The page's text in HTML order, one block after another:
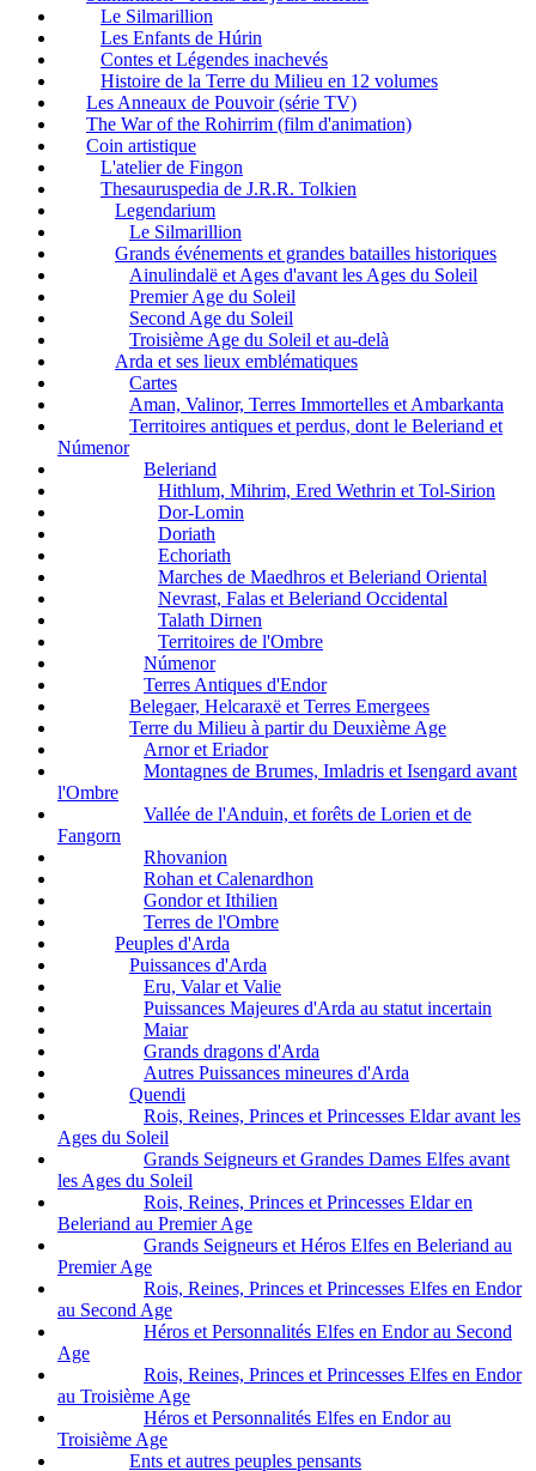
Le Silmarillion
Les Enfants de Húrin
Contes et Légendes inachevés
Histoire de la Terre du Milieu en 12 volumes
Les Anneaux de Pouvoir (série TV)
The War of the Rohirrim (film d'animation)
Coin artistique
L'atelier de Fingon
Thesauruspedia de J.R.R. Tolkien
Legendarium
Le Silmarillion
Grands événements et grandes batailles historiques
Ainulindalë et Ages d'avant les Ages du Soleil
Premier Age du Soleil
Second Age du Soleil
Troisième Age du Soleil et au-delà
Arda et ses lieux emblématiques
Cartes
Aman, Valinor, Terres Immortelles et Ambarkanta
Territoires antiques et perdus, dont le Beleriand et
Númenor
Beleriand
Hithlum, Mihrim, Ered Wethrin et Tol-Sirion
Dor-Lomin
Doriath
Echoriath
Marches de Maedhros et Beleriand Oriental
Nevrast, Falas et Beleriand Occidental
Talath Dirnen
Territoires de l'Ombre
Númenor
Terres Antiques d'Endor
Belegaer, Helcaraxë et Terres Emergees
Terre du Milieu à partir du Deuxième Age
Arnor et Eriador
Montagnes de Brumes, Imladris et Isengard avant
l'Ombre
Vallée de l'Anduin, et forêts de Lorien et de
Fangorn
Rhovanion
Rohan et Calenardhon
Gondor et Ithilien
Terres de l'Ombre
Peuples d'Arda
Puissances d'Arda
Eru, Valar et Valie
Puissances Majeures d'Arda au statut incertain
Maiar
Grands dragons d'Arda
Autres Puissances mineures d'Arda
Quendi
Rois, Reines, Princes et Princesses Eldar avant les
Ages du Soleil
Grands Seigneurs et Grandes Dames Elfes avant
les Ages du Soleil
Rois, Reines, Princes et Princesses Eldar en
Beleriand au Premier Age
Grands Seigneurs et Héros Elfes en Beleriand au
Premier Age
Rois, Reines, Princes et Princesses Elfes en Endor
au Second Age
Héros et Personnalités Elfes en Endor au Second
Age
Rois, Reines, Princes et Princesses Elfes en Endor
au Troisième Age
Héros et Personnalités Elfes en Endor au
Troisième Age
Ents et autres peuples pensants